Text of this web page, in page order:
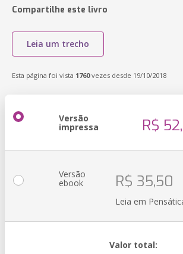
Compartilhe este livro
Leia um trecho
Esta página foi vista 1760vezes desde 19/10/2018
Versão
impressa R$
Versão
ebook R$ 35,50
Leia em
Valor total: